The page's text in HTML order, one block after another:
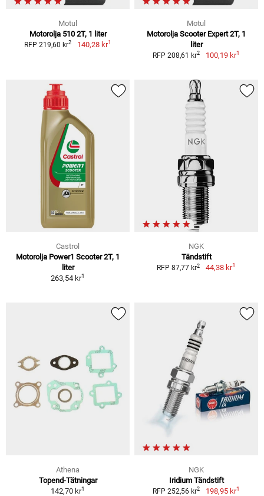
Motul
Motorolja 510 2T, 1 liter
RFP 219,60 kr2 140,28 kr1
Motul
Motorolja Scooter Expert 2T, 1
liter
RFP 208,61 kr2 100,19 kr1
Castrol
Motorolja Power1 Scooter 2T, 1
liter
263,54 kr1
NGK
Tändstift
RFP 87,77 kr2 44,38 kr1
Athena
Topend-Tätningar
142,70 kr1
NGK
Iridium Tändstift
RFP 252,56 kr2 198,95 kr1